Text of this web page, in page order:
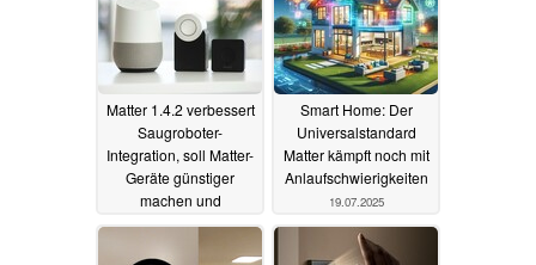
Matter 1.4.2 verbessert
Saugroboter-
Integration, soll Matter-
Geräte günstiger
machen und
Kompatibilität
Smart Home: Der
Universalstandard
Matter kämpft noch mit
Anlaufschwierigkeiten
19.07.2025